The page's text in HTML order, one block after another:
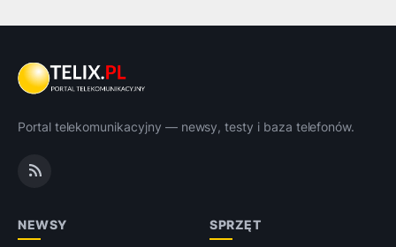
Portal telekomunikacyjny — newsy, testy i baza telefonów.
NEWSY SPRZĘT